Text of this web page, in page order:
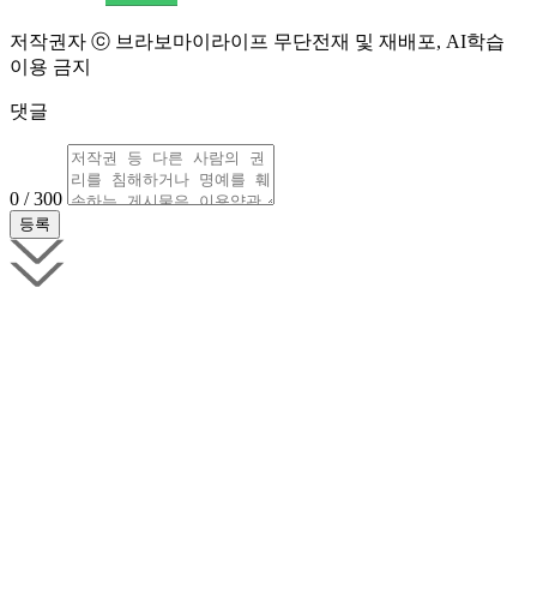
저작권자 ⓒ 브라보마이라이프 무단전재 및 재배포, AI학습
이용 금지
댓글
0 / 300